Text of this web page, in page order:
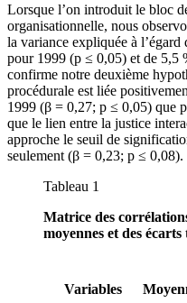
Lorsque l’on introduit le bloc
organisationnelle, nous
la variance expliquée à
pour 1999 (p ≤ 0,05) et de 5,5
confirme notre deuxième
procédurale est liée
1999 (β = 0,27; p ≤ 0,05) que
que le lien entre la justice
approche le seuil de
seulement (β = 0,23; p ≤ 0,08).
Tableau 1
Matrice des
moyennes et des
Variables